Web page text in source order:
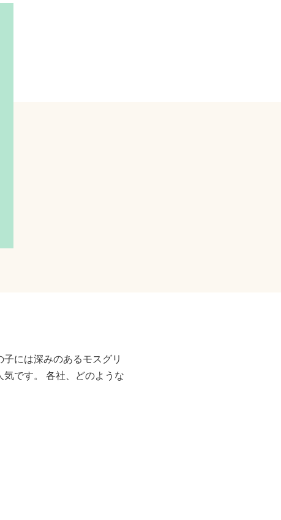
には深みのあるモスグリ
です。 各社、どのような